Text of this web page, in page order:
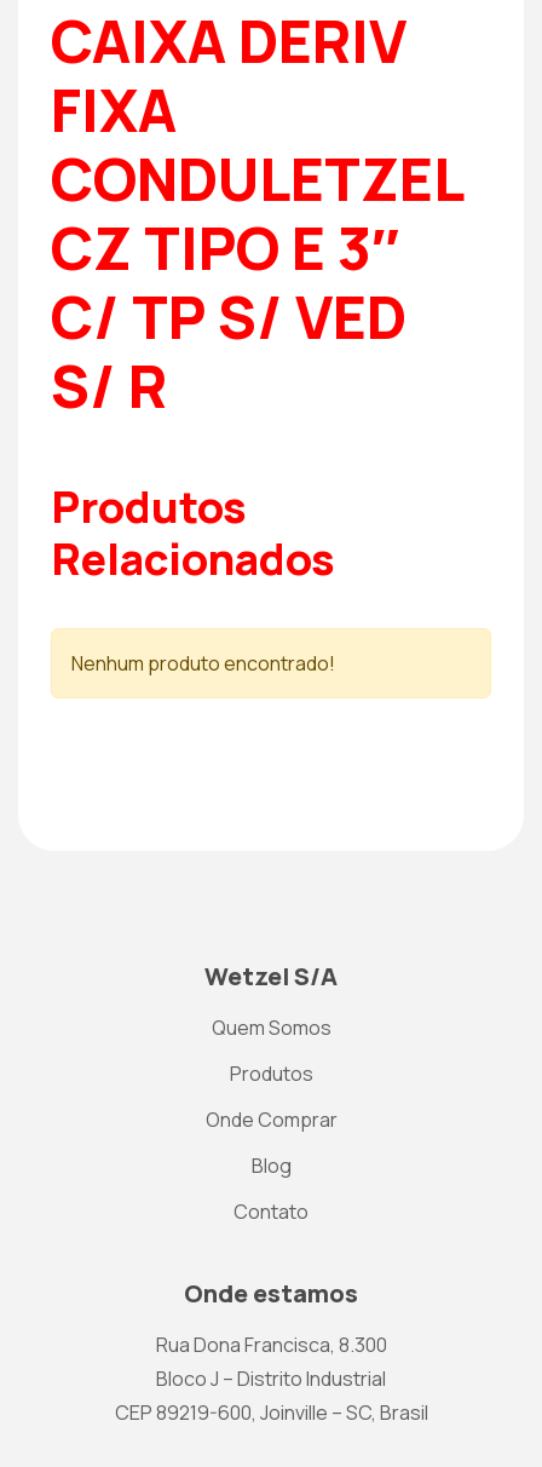
CAIXA DERIV
FIXA
CONDULETZEL
CZ TIPO E 3″
C/ TP S/ VED
S/ R
Produtos
Relacionados
Nenhum produto encontrado!
Wetzel S/A
Quem Somos
Produtos
Onde Comprar
Blog
Contato
Onde estamos
Rua Dona Francisca, 8.300
Bloco J – Distrito Industrial
CEP 89219-600, Joinville – SC, Brasil